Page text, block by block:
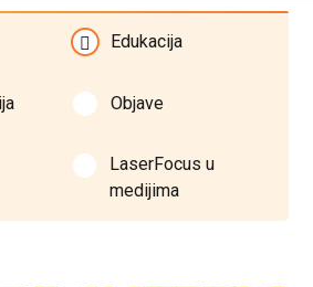
Edukacija
Objave
LaserFocus u
medijima